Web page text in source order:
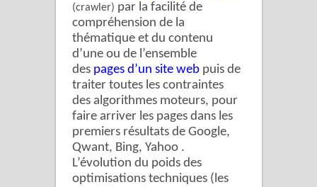
(crawler) par la facilité de
compréhension de la
thématique et du contenu
d’une ou de l’ensemble
des pages d’un site web puis de
traiter toutes les contraintes
des algorithmes moteurs, pour
faire arriver les pages dans les
premiers résultats de Google,
Qwant, Bing, Yahoo .
L’évolution du poids des
optimisations techniques (les